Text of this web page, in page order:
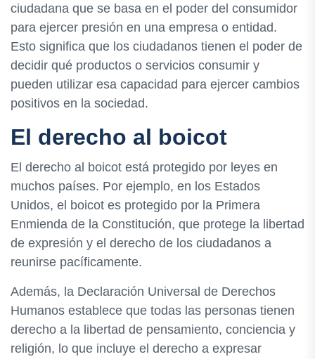
ciudadana que se basa en el poder del consumidor
para ejercer presión en una empresa o entidad.
Esto significa que los ciudadanos tienen el poder de
decidir qué productos o servicios consumir y
pueden utilizar esa capacidad para ejercer cambios
positivos en la sociedad.
El derecho al boicot
El derecho al boicot está protegido por leyes en
muchos países. Por ejemplo, en los Estados
Unidos, el boicot es protegido por la Primera
Enmienda de la Constitución, que protege la libertad
de expresión y el derecho de los ciudadanos a
reunirse pacíficamente.
Además, la Declaración Universal de Derechos
Humanos establece que todas las personas tienen
derecho a la libertad de pensamiento, conciencia y
religión, lo que incluye el derecho a expresar